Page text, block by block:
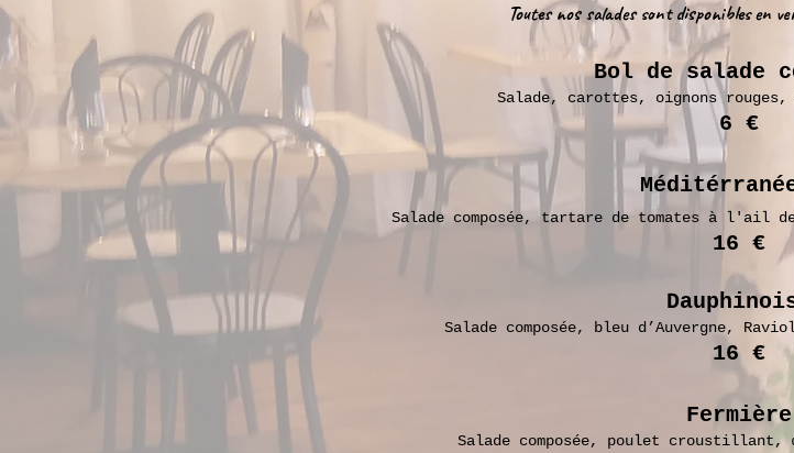
Toutes nos salades sont disponibles en
Bol de salade
Salade, carottes, oignons
6 €
Salade composée, tartare de tomates à l'ail
16 €
Salade composée, bleu d’Auvergne,
16 €
Fermière
Salade composée, poulet croustillant,